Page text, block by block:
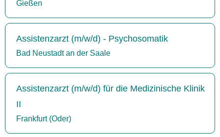
Gießen
Assistenzarzt (m/w/d) - Psychosomatik
Bad Neustadt an der Saale
Assistenzarzt (m/w/d) für die Medizinische Klinik
II
Frankfurt (Oder)